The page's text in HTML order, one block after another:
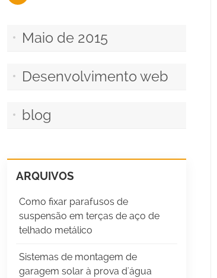
Maio de 2015
Desenvolvimento web
blog
ARQUIVOS
Como fixar parafusos de
suspensão em terças de aço de
telhado metálico
Sistemas de montagem de
garagem solar à prova d'água